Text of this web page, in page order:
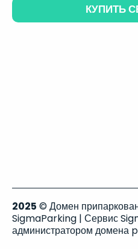
КУПИТЬ
2025 © Домен
SigmaParking | Сервис
администратором домена